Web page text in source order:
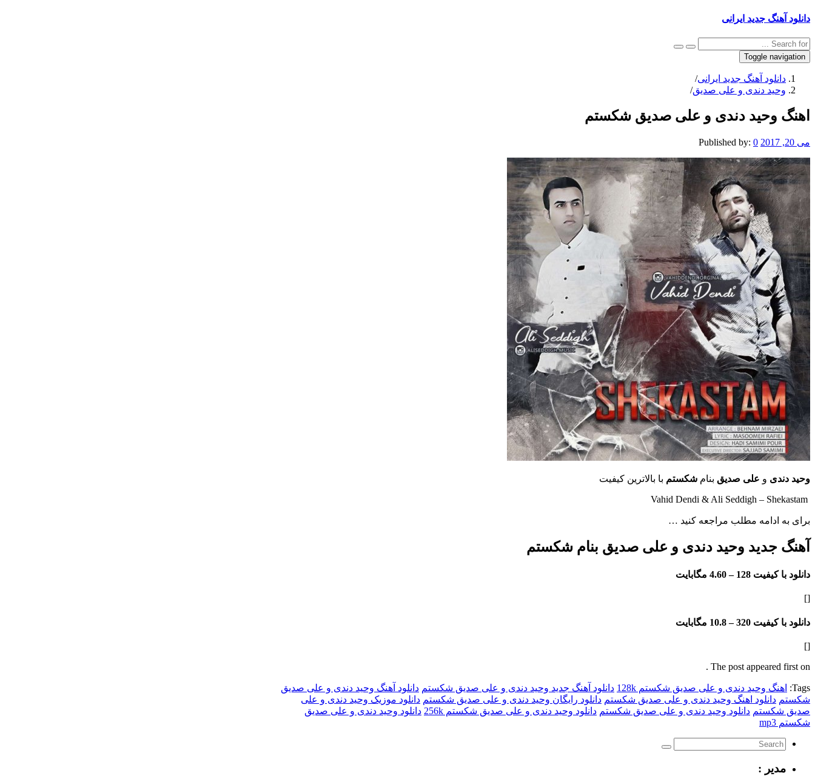
دانلود آهنگ جدید ایرانی
Toggle navigation
دانلود آهنگ جدید ایرانی/
وحید دندی و علی صدیق/
اهنگ وحید دندی و علی صدیق شکستم
می 20, 2017 Published by: 0
وحید دندی و علی صدیق بنام شکستم با بالاترین کیفیت
Vahid Dendi & Ali Seddigh – Shekastam
برای به ادامه مطلب مراجعه کنید …
آهنگ جدید وحید دندی و علی صدیق بنام شکستم
دانلود با کیفیت 128 – 4.60 مگابایت
[]
دانلود با کیفیت 320 – 10.8 مگابایت
[]
The post appeared first on .
Tags: اهنگ وحید دندی و علی صدیق شکستم 128k دانلود آهنگ جدید وحید دندی و علی صدیق شکستم دانلود آهنگ وحید دندی و علی صدیق
شکستم دانلود اهنگ وحید دندی و علی صدیق شکستم دانلود رایگان وحید دندی و علی صدیق شکستم دانلود موزیک وحید دندی و علی
صدیق شکستم دانلود وحید دندی و علی صدیق شکستم دانلود وحید دندی و علی صدیق شکستم 256k
دانلود وحید دندی و علی صدیق
شکستم mp3
مدیر :